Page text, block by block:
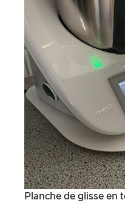
Planche de glisse en